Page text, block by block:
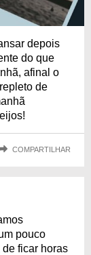
depois
do que
afinal o
de
COMPARTILHAR
pouco
ficar horas